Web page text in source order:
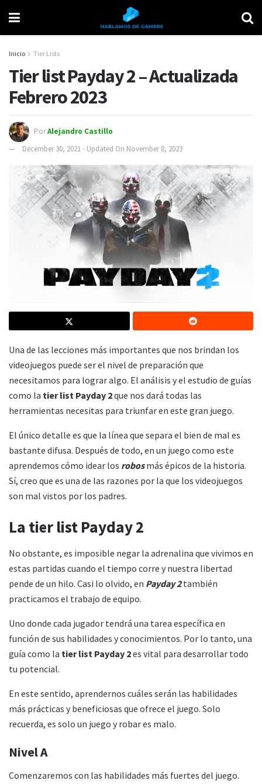
Inicio Tier Lists
Tier list Payday 2 – Actualizada
Febrero 2023
PorAlejandro Castillo
December 30, 2021 - Updated On November 8, 2023
Una de las lecciones más importantes que nos brindan los
videojuegos puede ser el nivel de preparación que
necesitamos para lograr algo. El análisis y el estudio de guías
como la tier list Payday 2que nos dará todas las
herramientas necesitas para triunfar en este gran juego.
El único detalle es que la línea que separa el bien de mal es
bastante difusa. Después de todo, en un juego como este
aprendemos cómo idear los robosmás épicos de la historia.
Sí, creo que es una de las razones por la que los videojuegos
son mal vistos por los padres.
La tier list Payday 2
No obstante, es imposible negar la adrenalina que vivimos en
estas partidas cuando el tiempo corre y nuestra libertad
pende de un hilo. Casi lo olvido, en Payday 2también
practicamos el trabajo de equipo.
Uno donde cada jugador tendrá una tarea específica en
función de sus habilidades y conocimientos. Por lo tanto, una
guía como la tier list Payday 2es vital para desarrollar todo
tu potencial.
En este sentido, aprendernos cuáles serán las habilidades
más prácticas y beneficiosas que ofrece el juego. Solo
recuerda, es solo un juego y robar es malo.
Nivel A
Comenzaremos con las habilidades más fuertes del juego.